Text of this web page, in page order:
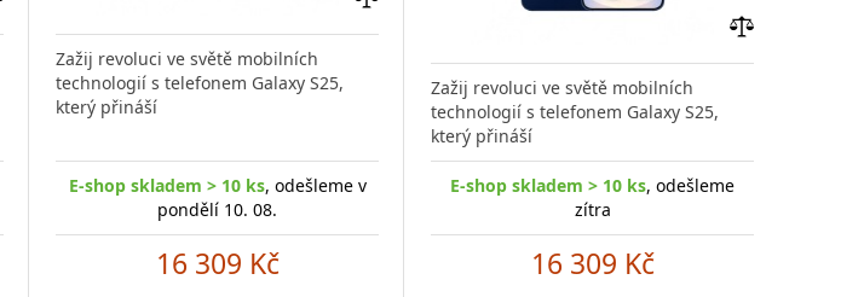
porovnání
porovnání
Zažij revoluci ve světě mobilních
technologií s telefonem Galaxy S25,
který přináší
E-shop skladem > 10 ks, odešleme v
pondělí 10. 08.
16 309 Kč
Zažij revoluci ve světě mobilních
technologií s telefonem Galaxy S25,
který přináší
E-shop skladem > 10 ks, odešleme
zítra
16 309 Kč